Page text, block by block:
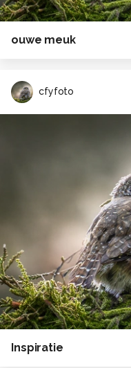
ouwe meuk
cfyfoto
Inspiratie